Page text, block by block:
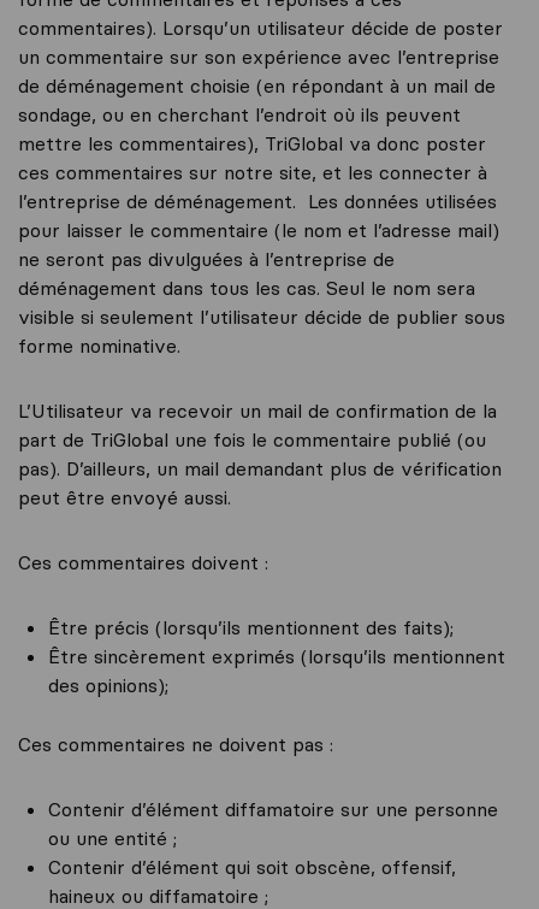
commentaires). Lorsqu’un utilisateur décide de poster
un commentaire sur son expérience avec l’entreprise
de déménagement choisie (en répondant à un mail de
sondage, ou en cherchant l’endroit où ils peuvent
mettre les commentaires), TriGlobal va donc poster
ces commentaires sur notre site, et les connecter à
l’entreprise de déménagement. Les données utilisées
pour laisser le commentaire (le nom et l’adresse mail)
ne seront pas divulguées à l’entreprise de
déménagement dans tous les cas. Seul le nom sera
visible si seulement l’utilisateur décide de publier sous
forme nominative.
L’Utilisateur va recevoir un mail de confirmation de la
part de TriGlobal une fois le commentaire publié (ou
pas). D’ailleurs, un mail demandant plus de vérification
peut être envoyé aussi.
Ces commentaires doivent :
Être précis (lorsqu’ils mentionnent des faits);
Être sincèrement exprimés (lorsqu’ils mentionnent
des opinions);
Ces commentaires ne doivent pas :
Contenir d’élément diffamatoire sur une personne
ou une entité ;
Contenir d’élément qui soit obscène, offensif,
haineux ou diffamatoire ;